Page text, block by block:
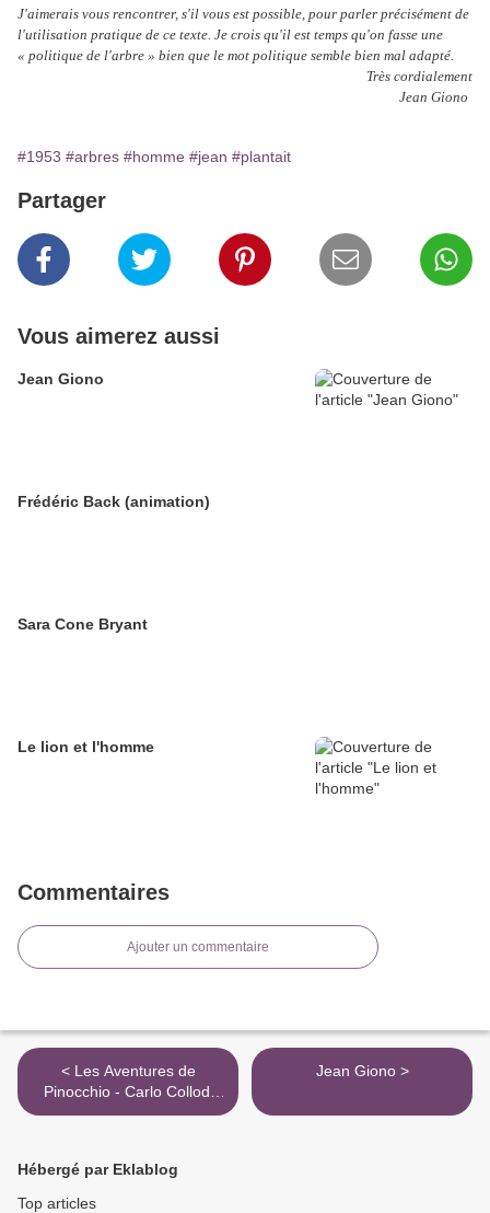
J'aimerais vous rencontrer, s'il vous est possible, pour parler précisément de
l'utilisation pratique de ce texte. Je crois qu'il est temps qu'on fasse une
« politique de l'arbre » bien que le mot politique semble bien mal adapté.
Très cordialement
Jean Giono
#1953 #arbres #homme #jean #plantait
Partager
Vous aimerez aussi
Jean Giono
Frédéric Back (animation)
Sara Cone Bryant
Le lion et l'homme
Commentaires
Ajouter un commentaire
< Les Aventures de
Pinocchio - Carlo Collodi
(trad. Sartirano +
Jean Giono >
Hébergé par Eklablog
Top articles